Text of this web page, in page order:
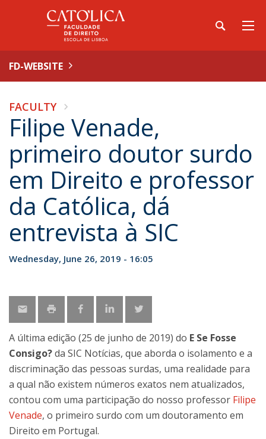
FD-WEBSITE
FACULTY
Filipe Venade,
primeiro doutor surdo
em Direito e professor
da Católica, dá
entrevista à SIC
Wednesday, June 26, 2019 - 16:05
A última edição (25 de junho de 2019) do E Se Fosse
Consigo?da SIC Notícias, que aborda o isolamento e a
discriminação das pessoas surdas, uma realidade para
a qual não existem números exatos nem atualizados,
contou com uma participação do nosso professor Filipe
Venade, o primeiro surdo com um doutoramento em
Direito em Portugal.